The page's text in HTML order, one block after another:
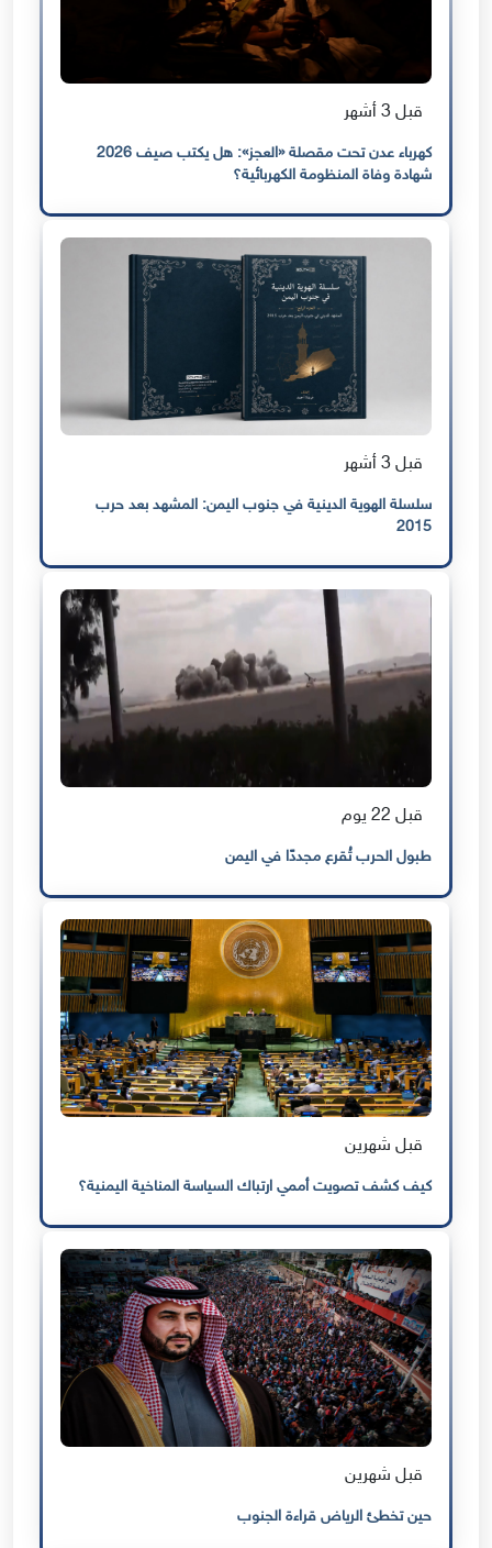
قبل 3 أشهر
كهرباء عدن تحت مقصلة «العجز»: هل يكتب صيف 2026
شهادة وفاة المنظومة الكهربائية؟
قبل 3 أشهر
سلسلة الهوية الدينية في جنوب اليمن: المشهد بعد حرب
2015
قبل 22 يوم
طبول الحرب تُقرع مجددًا في اليمن
قبل شهرين
كيف كشف تصويت أممي ارتباك السياسة المناخية اليمنية؟
قبل شهرين
حين تخطئ الرياض قراءة الجنوب